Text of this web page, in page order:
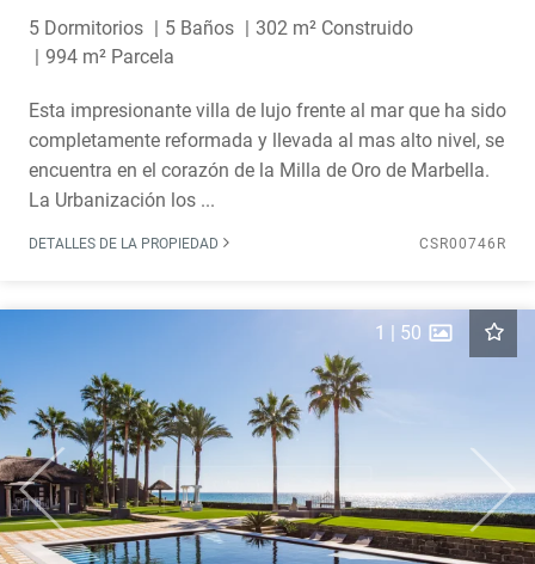
5 Dormitorios 5 Baños
302 m² Construido
994 m² Parcela
Esta impresionante villa de lujo frente al mar que ha sido
completamente reformada y llevada al mas alto nivel, se
encuentra en el corazón de la Milla de Oro de Marbella.
La Urbanización los ...
DETALLES DE LA PROPIEDAD CSR00746R
Previous Next
1 | 50